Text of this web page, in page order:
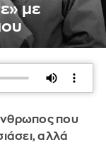
με
που
αλλά